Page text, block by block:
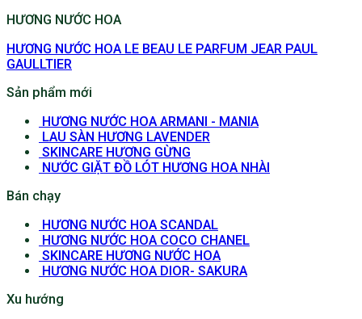
HƯƠNG NƯỚC HOA
HƯƠNG NƯỚC HOA LE BEAU LE PARFUM JEAR PAUL
GAULLTIER
Sản phẩm mới
HƯƠNG NƯỚC HOA ARMANI - MANIA
LAU SÀN HƯƠNG LAVENDER
SKINCARE HƯƠNG GỪNG
NƯỚC GIẶT ĐỒ LÓT HƯƠNG HOA NHÀI
Bán chạy
HƯƠNG NƯỚC HOA SCANDAL
HƯƠNG NƯỚC HOA COCO CHANEL
SKINCARE HƯƠNG NƯỚC HOA
HƯƠNG NƯỚC HOA DIOR- SAKURA
Xu hướng